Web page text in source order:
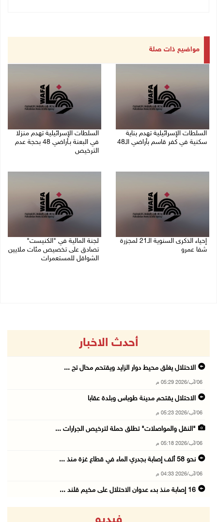
مواضيع ذات صلة
السلطات الإسرائيلية تهدم بناية
سكنية في كفر قاسم بأراضي الـ48
السلطات الإسرائيلية تهدم منزلا
في البعنة بـأراضي 48 بحجة عدم
الترخيص
إحياء الذكرى السنوية الـ21 لمجزرة
شفا عمرو
لجنة المالية في "الكنيست"
تصادق على تخصيص مئات ملايين
الشواقل للمستعمرات
أحدث الاخبار
الاحتلال يغلق محيط دوار الزايد ويقتحم محال تج ...
06/آب/2026 05:29 م
الاحتلال يقتحم مدينة طوباس وبلدة عقابا
06/آب/2026 05:23 م
"النقل والمواصلات" تطلق حملة لترخيص الجرارات ...
06/آب/2026 05:18 م
نحو 58 ألف إصابة بجدري الماء في قطاع غزة منذ ...
06/آب/2026 04:33 م
16 إصابة منذ بدء عدوان الاحتلال على مخيم قلند ...